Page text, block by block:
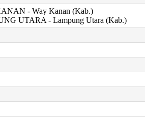
- Way Kanan (Kab.)
UTARA - Lampung Utara (Kab.)